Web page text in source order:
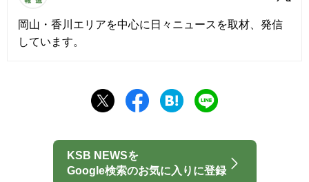
岡山・香川エリアを中心に日々ニュースを取材、発信
しています。
KSB NEWSを
Google検索のお気に入りに登録